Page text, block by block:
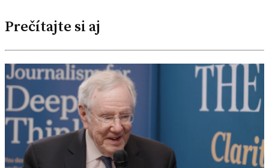
Prečítajte si aj